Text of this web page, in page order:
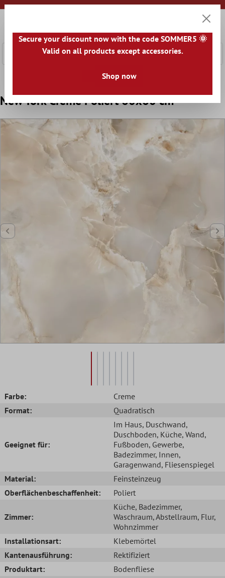
springen
Optik Bodenfliesen Marmoroptik
New York Creme Poliert 60x60 cm
Farbe:
Creme
Format:
Quadratisch
Geeignet für:
Im Haus, Duschwand,
Duschboden, Küche, Wand,
Fußboden, Gewerbe,
Badezimmer, Innen,
Garagenwand, Fliesenspiegel
Material:
Feinsteinzeug
Oberflächenbeschaffenheit:
Poliert
Zimmer:
Küche, Badezimmer,
Waschraum, Abstellraum, Flur,
Wohnzimmer
Installationsart:
Klebemörtel
Kantenausführung:
Rektifiziert
Produktart:
Bodenfliese
Secure your discount now with the code SOMMER5 🌞
Valid on all products except accessories.
Shop now